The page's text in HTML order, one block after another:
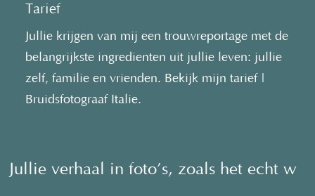
Tarief
Jullie krijgen van mij een trouwreportage met de
belangrijkste ingredienten uit jullie leven: jullie
zelf, familie en vrienden. Bekijk mijn tarief |
Bruidsfotograaf Italie.
Jullie verhaal in foto’s, zoals het echt w